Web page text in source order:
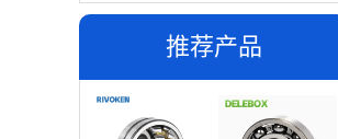
推荐产品